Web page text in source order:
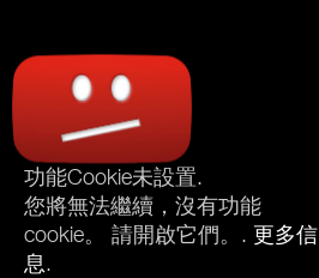
功能Cookie未設置.
您將無法繼續，沒有功能
cookie。 請開啟它們。. 更多信
息.